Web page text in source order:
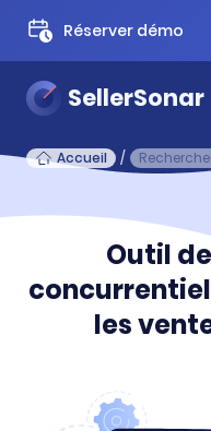
Réserver démo
SellerSonar
Accueil /
Outil
les